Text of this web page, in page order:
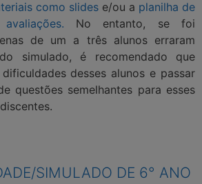
como slides e/ou a planilha de
No entanto, se foi
de um a três alunos erraram
simulado, é recomendado que
desses alunos e passar
questões semelhantes para esses
SIMULADO DE 6° ANO